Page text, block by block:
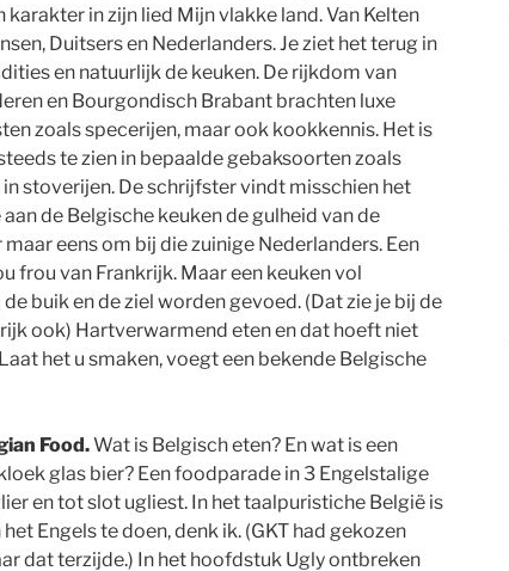
in zijn lied Mijn vlakke land. Van Kelten
Duitsers en Nederlanders. Je ziet het terug in
en natuurlijk de keuken. De rijkdom van
en Bourgondisch Brabant brachten luxe
zoals specerijen, maar ook kookkennis. Het is
te zien in bepaalde gebaksoorten zoals
stoverijen. De schrijfster vindt misschien het
de Belgische keuken de gulheid van de
eens om bij die zuinige Nederlanders. Een
frou van Frankrijk. Maar een keuken vol
buik en de ziel worden gevoed. (Dat zie je bij de
ook) Hartverwarmend eten en dat hoeft niet
het u smaken, voegt een bekende Belgische
Food.Wat is Belgisch eten? En wat is een
glas bier? Een foodparade in 3 Engelstalige
en tot slot ugliest. In het taalpuristiche België is
Engels te doen, denk ik. (GKT had gekozen
dat terzijde.) In het hoofdstuk Ugly ontbreken